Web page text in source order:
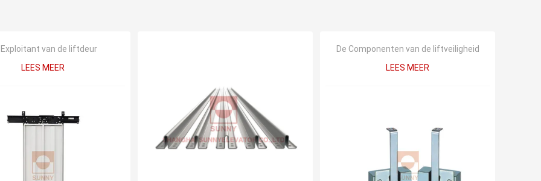
Exploitant van de liftdeur
LEES MEER
De Componenten van de liftveiligheid
LEES MEER